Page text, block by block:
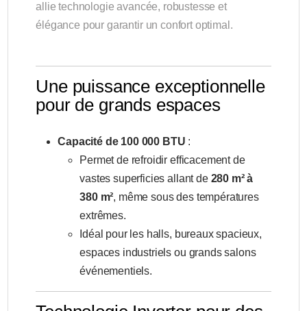
allie technologie avancée, robustesse et
élégance pour garantir un confort optimal.
Une puissance exceptionnelle
pour de grands espaces
Capacité de 100 000 BTU :
Permet de refroidir efficacement de
vastes superficies allant de 280 m² à
380 m², même sous des températures
extrêmes.
Idéal pour les halls, bureaux spacieux,
espaces industriels ou grands salons
événementiels.